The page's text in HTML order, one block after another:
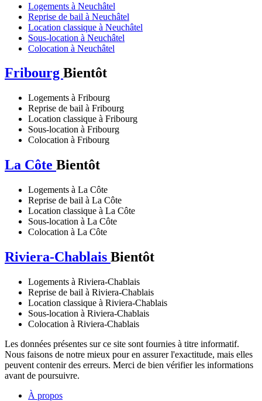
Logements à Neuchâtel
Reprise de bail à Neuchâtel
Location classique à Neuchâtel
Sous-location à Neuchâtel
Colocation à Neuchâtel
Fribourg Bientôt
Logements à Fribourg
Reprise de bail à Fribourg
Location classique à Fribourg
Sous-location à Fribourg
Colocation à Fribourg
La Côte Bientôt
Logements à La Côte
Reprise de bail à La Côte
Location classique à La Côte
Sous-location à La Côte
Colocation à La Côte
Riviera-Chablais Bientôt
Logements à Riviera-Chablais
Reprise de bail à Riviera-Chablais
Location classique à Riviera-Chablais
Sous-location à Riviera-Chablais
Colocation à Riviera-Chablais
Les données présentes sur ce site sont fournies à titre informatif.
Nous faisons de notre mieux pour en assurer l'exactitude, mais elles
peuvent contenir des erreurs. Merci de bien vérifier les informations
avant de poursuivre.
À propos